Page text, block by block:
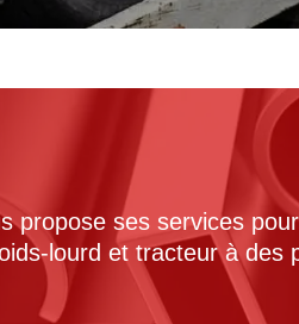
propose ses services
lourd et tracteur à des